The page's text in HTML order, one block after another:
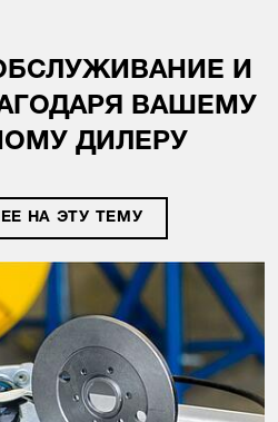
И
ВАШЕМУ
ДИЛЕРУ
НА ЭТУ ТЕМУ